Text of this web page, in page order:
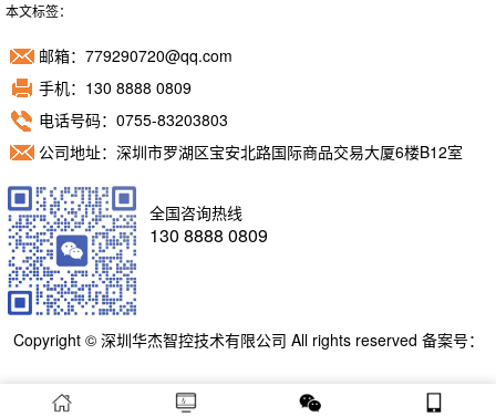
本文标签：
邮箱：779290720@qq.com
手机：130 8888 0809
电话号码：0755-83203803
公司地址：深圳市罗湖区宝安北路国际商品交易大厦6楼B12室
全国咨询热线
130 8888 0809
Copyright © 深圳华杰智控技术有限公司 All rights reserved 备案号：